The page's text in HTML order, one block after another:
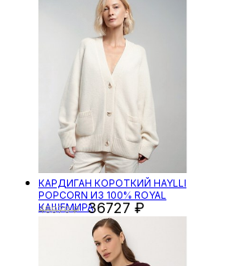
КАРДИГАН КОРОТКИЙ HAYLLI
POPCORN ИЗ 100% ROYAL
КАШЕМИРА
48970 36727